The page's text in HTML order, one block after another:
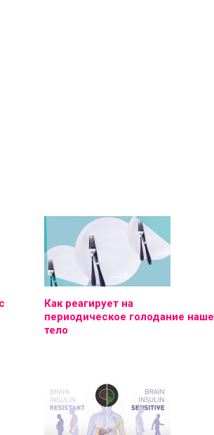
Как реагирует на
периодическое голодание наше
тело